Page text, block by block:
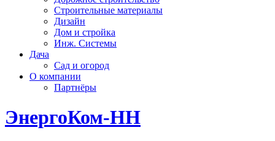
Строительные материалы
Дизайн
Дом и стройка
Инж. Системы
Дача
Сад и огород
О компании
Партнёры
ЭнергоКом-НН